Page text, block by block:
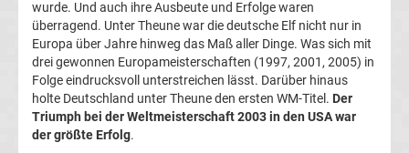
América
Sieger
Liste
wurde. Und auch ihre Ausbeute und Erfolge waren
überragend. Unter Theune war die deutsche Elf nicht nur in
Europa über Jahre hinweg das Maß aller Dinge. Was sich mit
drei gewonnen Europameisterschaften (1997, 2001, 2005) in
Folge eindrucksvoll unterstreichen lässt. Darüber hinaus
holte Deutschland unter Theune den ersten WM-Titel. Der
Triumph bei der Weltmeisterschaft 2003 in den USA war
der größte Erfolg.